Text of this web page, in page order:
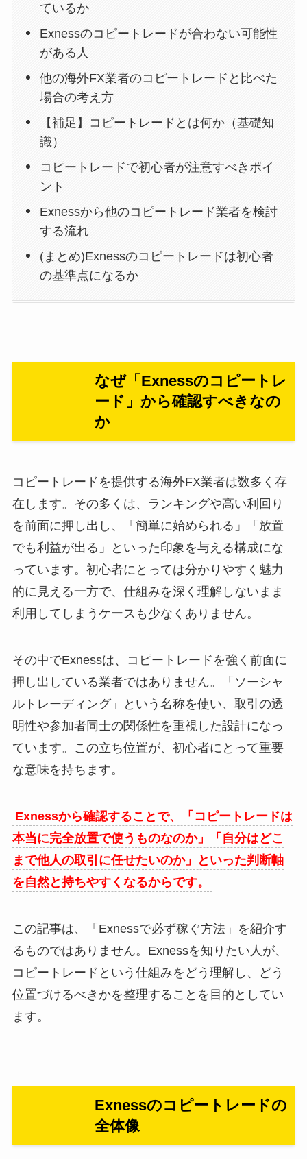
ているか
Exnessのコピートレードが合わない可能性
がある人
他の海外FX業者のコピートレードと比べた
場合の考え方
【補足】コピートレードとは何か（基礎知
識）
コピートレードで初心者が注意すべきポイ
ント
Exnessから他のコピートレード業者を検討
する流れ
(まとめ)Exnessのコピートレードは初心者
の基準点になるか
なぜ「Exnessのコピートレ
ード」から確認すべきなの
か
コピートレードを提供する海外FX業者は数多く存
在します。その多くは、ランキングや高い利回り
を前面に押し出し、「簡単に始められる」「放置
でも利益が出る」といった印象を与える構成にな
っています。初心者にとっては分かりやすく魅力
的に見える一方で、仕組みを深く理解しないまま
利用してしまうケースも少なくありません。
その中でExnessは、コピートレードを強く前面に
押し出している業者ではありません。「ソーシャ
ルトレーディング」という名称を使い、取引の透
明性や参加者同士の関係性を重視した設計になっ
ています。この立ち位置が、初心者にとって重要
な意味を持ちます。
Exnessから確認することで、「コピートレードは
本当に完全放置で使うものなのか」「自分はどこ
まで他人の取引に任せたいのか」といった判断軸
を自然と持ちやすくなるからです。
この記事は、「Exnessで必ず稼ぐ方法」を紹介す
るものではありません。Exnessを知りたい人が、
コピートレードという仕組みをどう理解し、どう
位置づけるべきかを整理することを目的としてい
ます。
Exnessのコピートレードの
全体像